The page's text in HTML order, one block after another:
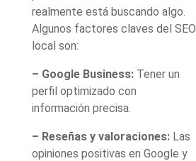
realmente está buscando algo.
Algunos factores claves del SEO
local son:
– Google Business: Tener un
perfil optimizado con
información precisa.
– Reseñas y valoraciones: Las
opiniones positivas en Google y